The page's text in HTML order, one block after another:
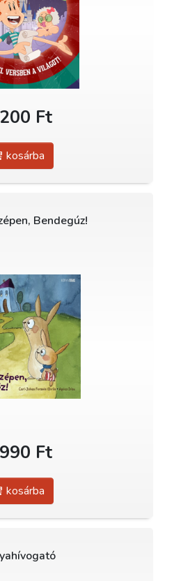
Ft
kosárba
Bendegúz!
Ft
kosárba